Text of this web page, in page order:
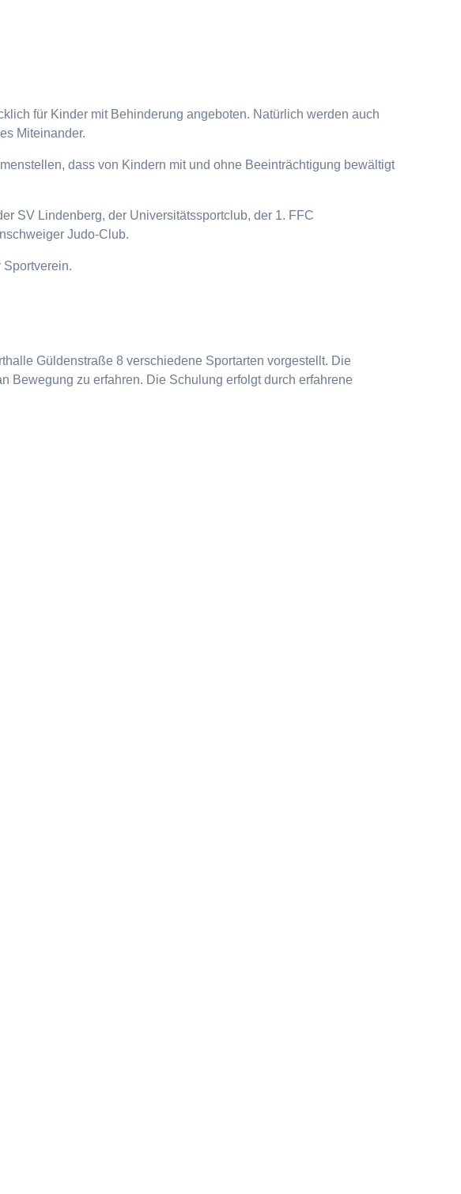
für Kinder mit Behinderung angeboten. Natürlich werden auch
Miteinander.
dass von Kindern mit und ohne Beeinträchtigung bewältigt
SV Lindenberg, der Universitätssportclub, der 1. FFC
Judo-Club.
Güldenstraße 8 verschiedene Sportarten vorgestellt. Die
Bewegung zu erfahren. Die Schulung erfolgt durch erfahrene